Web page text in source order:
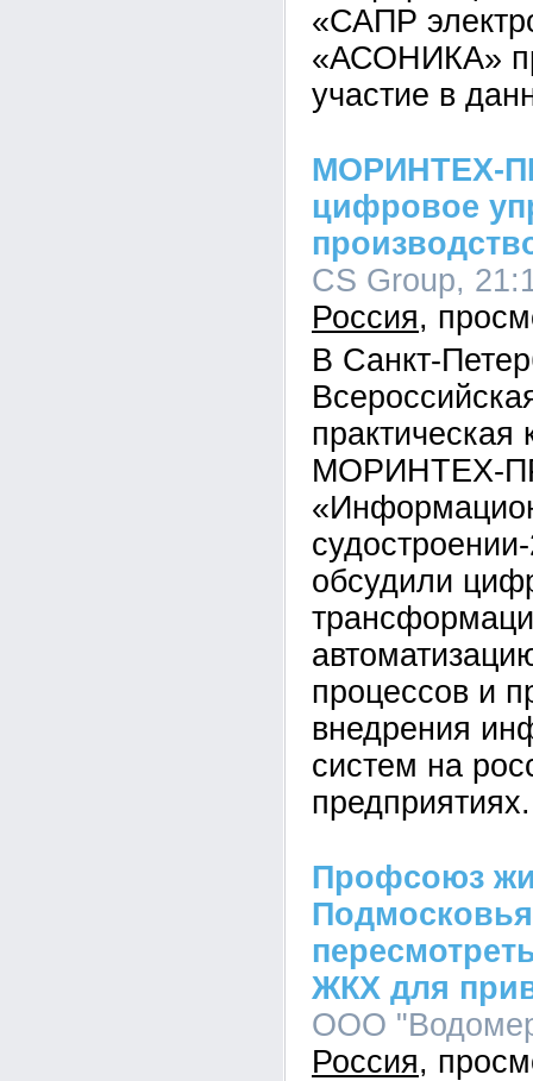
«САПР
«АСОНИКА»
участие в
МОРИНТЕХ-
цифровое
CS Group,
Россия
В Санкт-
МОРИНТЕХ-
обсудили
процессов и
внедрения
систем на
предприятиях.
Профсоюз
ЖКХ для
ООО
Россия